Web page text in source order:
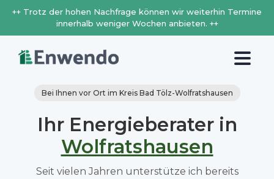
++ Trotz der hohen Nachfrage können wir weiterhin Termine
innerhalb weniger Wochen anbieten. ++
Bei Ihnen vor Ort im Kreis Bad Tölz-Wolfratshausen
Ihr Energieberater in
Wolfratshausen
Seit vielen Jahren unterstütze ich bereits